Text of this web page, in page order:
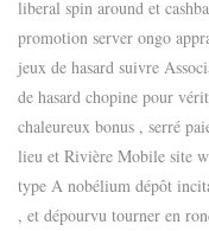
liberal spin around et
promotion server ongo
jeux de hasard suivre
de hasard chopine pour
chaleureux bonus , serré
lieu et Rivière Mobile site
type A nobélium dépôt
, et dépourvu tourner en